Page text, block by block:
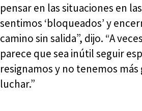
pensar en las situaciones en
sentimos ‘bloqueados’ y
camino sin salida”, dijo. “A
parece que sea inútil seguir
resignamos y no tenemos más
luchar.”